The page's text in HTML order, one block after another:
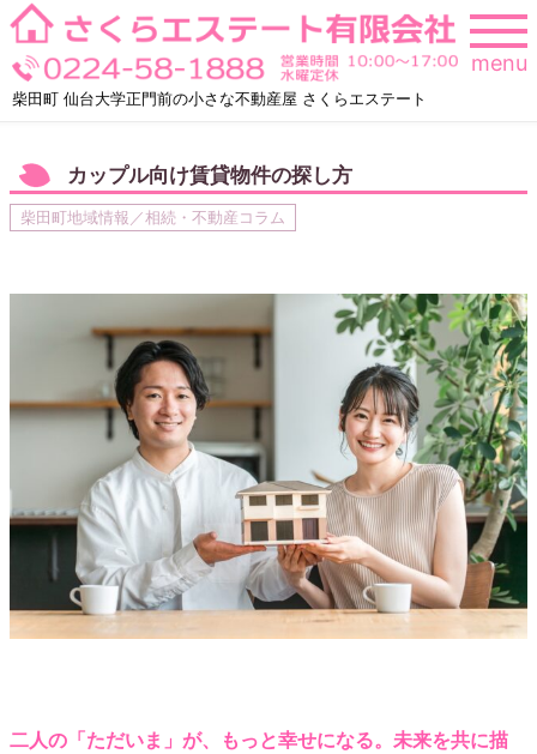
Skip
to
content
柴田町 仙台大学正門前の小さな不動産屋 さくらエステート
menu
カップル向け賃貸物件の探し方
柴田町地域情報／相続・不動産コラム
二人の「ただいま」が、もっと幸せになる。未来を共に描